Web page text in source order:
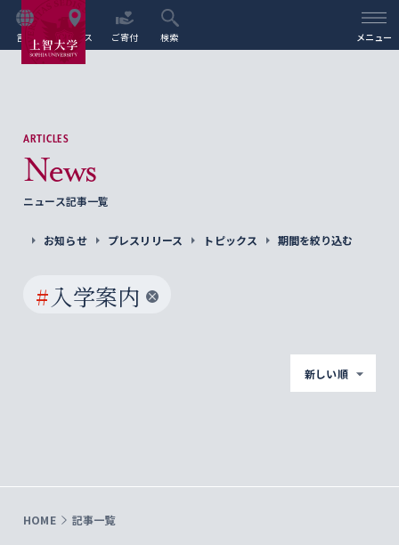
言語 アクセス ご寄付 検索 メニュー
ARTICLES
News
ニュース記事一覧
お知らせ プレスリリース トピックス 期間を絞り込む
#入学案内
新しい順
HOME 記事一覧